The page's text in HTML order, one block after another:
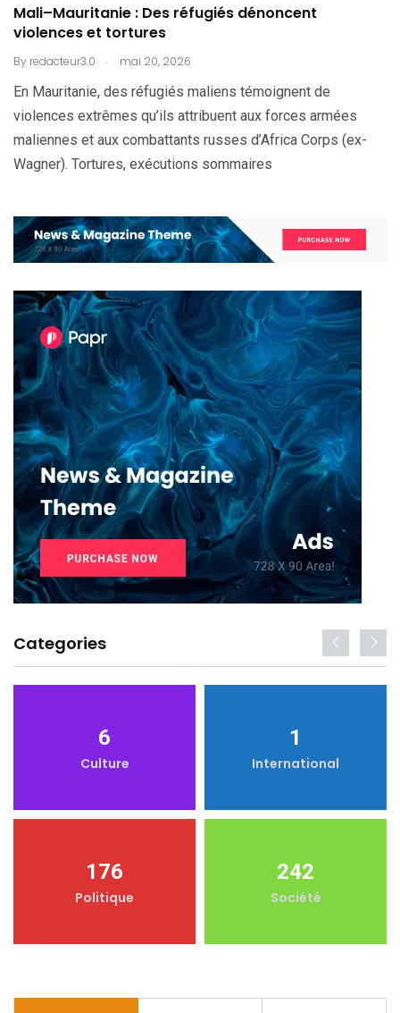
Mali–Mauritanie : Des réfugiés dénoncent
violences et tortures
By redacteur3.0 . mai 20, 2026
En Mauritanie, des réfugiés maliens témoignent de
violences extrêmes qu’ils attribuent aux forces armées
maliennes et aux combattants russes d’Africa Corps (ex-
Wagner). Tortures, exécutions sommaires
Categories
6
Culture
1
International
176
Politique
242
Société